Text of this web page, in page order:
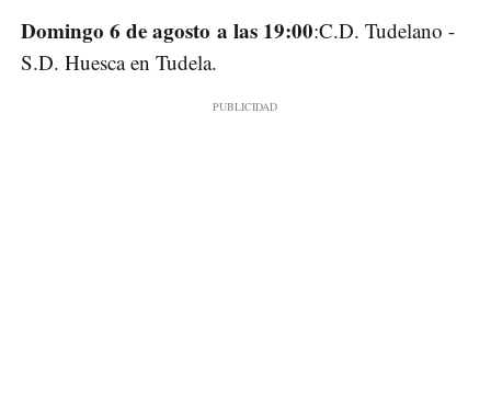
Domingo 6 de agosto a las 19:00:C.D. Tudelano -
S.D. Huesca en Tudela.